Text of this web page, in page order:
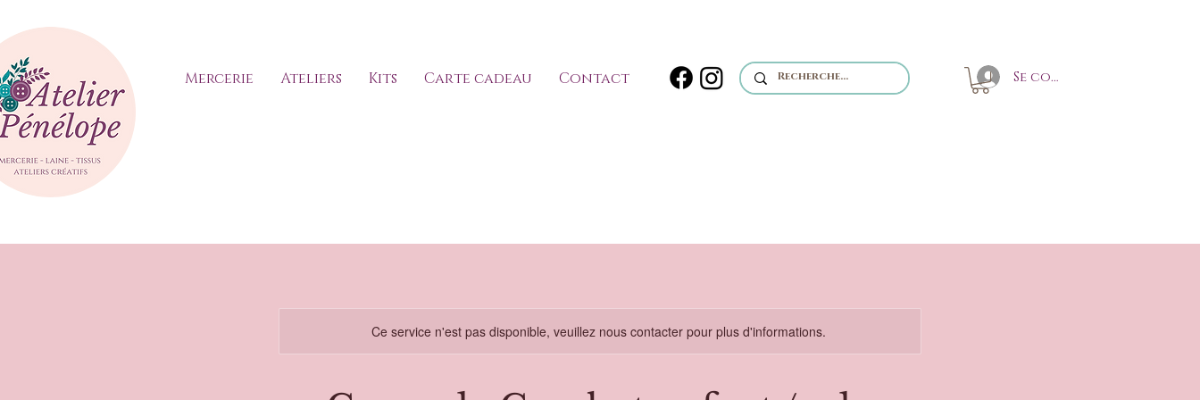
Mercerie Ateliers Kits Carte cadeau Contact Se connecter
Ce service n'est pas disponible, veuillez nous contacter pour plus d'informations.